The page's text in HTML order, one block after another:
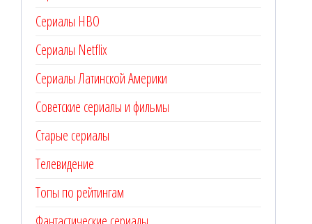
Сериалы HBO
Сериалы Netflix
Сериалы Латинской Америки
Советские сериалы и фильмы
Старые сериалы
Телевидение
Топы по рейтингам